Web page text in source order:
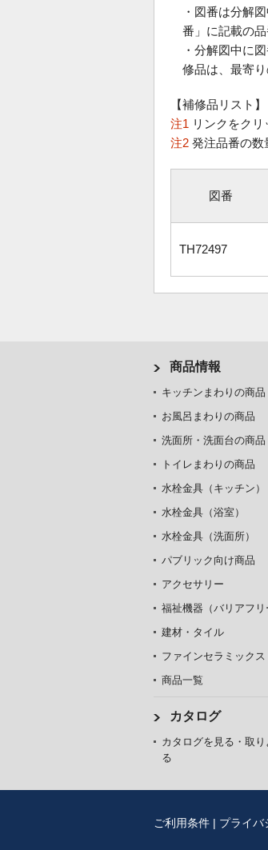
・図番は分解
番」に記載の品
・分解図中に
修品は、最寄
【補修品リスト】
注1 リンクをク
注2 発注品番の数
図番
TH72497
商品情報
キッチンまわりの商品
お風呂まわりの商品
洗面所・洗面台の商品
トイレまわりの商品
水栓金具（キッチン）
水栓金具（浴室）
水栓金具（洗面所）
パブリック向け商品
アクセサリー
福祉機器（バリアフリ
建材・タイル
ファインセラミックス
商品一覧
カタログ
カタログを見る・取り
る
ご利用条件 | プライバ